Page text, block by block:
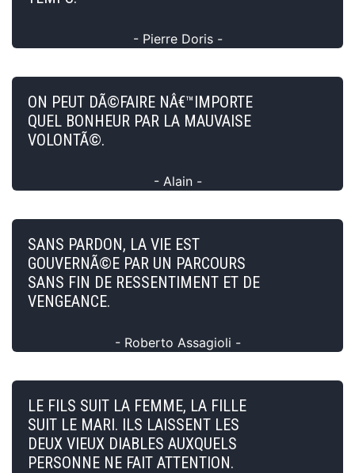
- Pierre Doris -
ON PEUT DÃ©FAIRE NÂ€™IMPORTE
QUEL BONHEUR PAR LA MAUVAISE
VOLONTÃ©.
- Alain -
SANS PARDON, LA VIE EST
GOUVERNÃ©E PAR UN PARCOURS
SANS FIN DE RESSENTIMENT ET DE
VENGEANCE.
- Roberto Assagioli -
LE FILS SUIT LA FEMME, LA FILLE
SUIT LE MARI. ILS LAISSENT LES
DEUX VIEUX DIABLES AUXQUELS
PERSONNE NE FAIT ATTENTION.